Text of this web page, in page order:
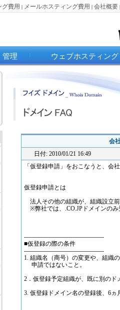
グ費用 | メールホスティング費用 | 会社概要
管理 ウェブホスティング
会
日付: 2010/01/21 16:49
「仮登録申請」をおこなうと、会
仮登録申請とは
法人その他の組織が、組織設立
※弊社では、.CO.JPドメインのみ
----------------------------------------
■仮登録の際の条件
----------------------------------------
1. 組織名（商号）の変更や、組織
申請ではないこと。
2．仮登録予定組織が、既に別の
3. 仮登録ドメイン名の登録後、6